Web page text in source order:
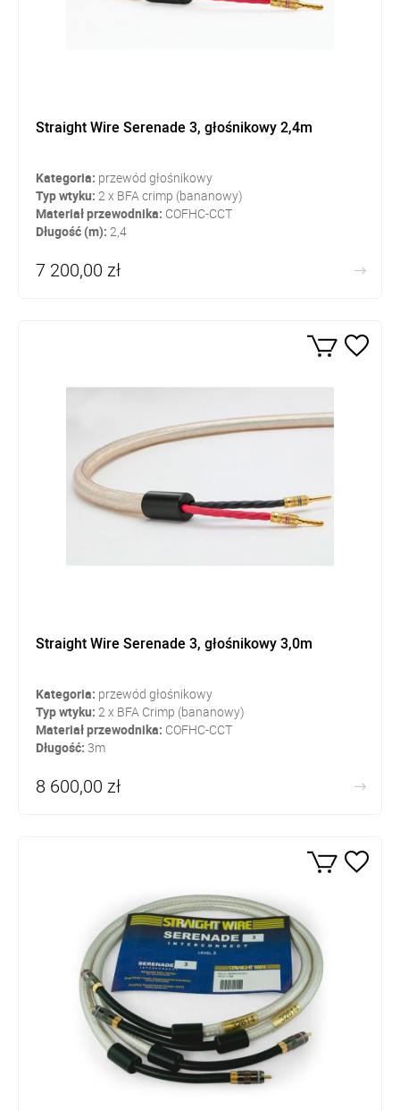
Straight Wire Serenade 3, głośnikowy 2,4m
Kategoria: przewód głośnikowy
Typ wtyku: 2 x BFA crimp (bananowy)
Materiał przewodnika: COFHC-CCT
Długość (m): 2,4
7 200,00 zł
Straight Wire Serenade 3, głośnikowy 3,0m
Kategoria: przewód głośnikowy
Typ wtyku: 2 x BFA Crimp (bananowy)
Materiał przewodnika: COFHC-CCT
Długość: 3m
8 600,00 zł